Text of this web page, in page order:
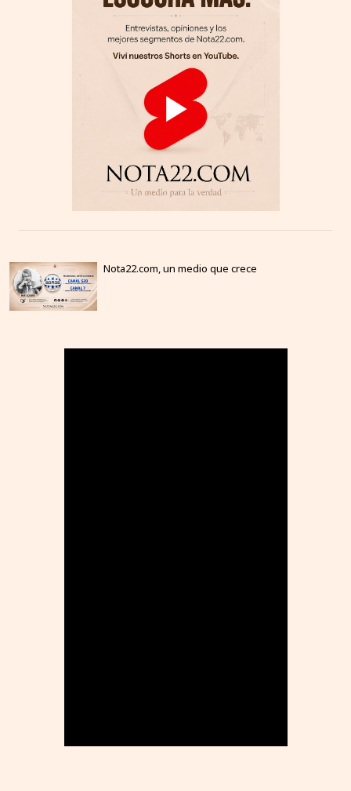
Nota22.com, un medio que crece